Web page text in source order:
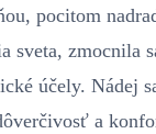
pocitom
sveta, zmocnila
účely. Nádej
a